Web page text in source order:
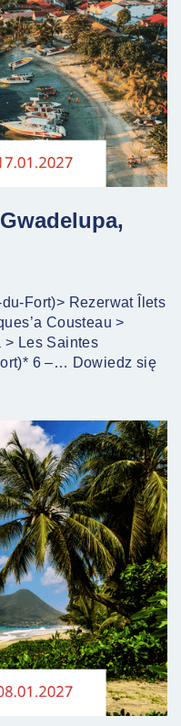
Fort)> Rezerwat Îlets
Cousteau >
> Les Saintes
6 –… Dowiedz się